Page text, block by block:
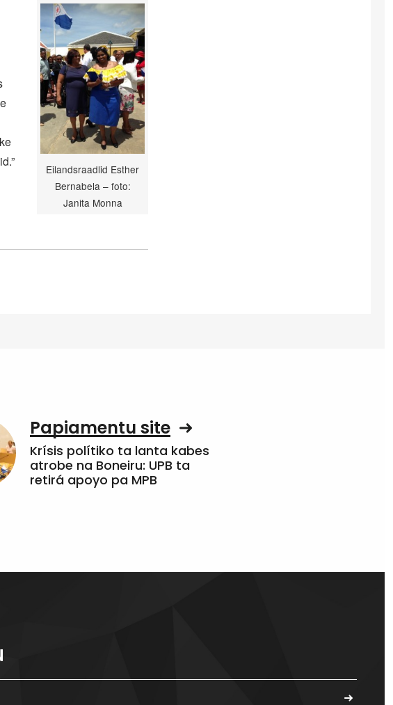
Eilandsraadlid Esther
Bernabela – foto:
Janita Monna
Papiamentu site
Krísis polítiko ta lanta kabes
atrobe na Boneiru: UPB ta
retirá apoyo pa MPB